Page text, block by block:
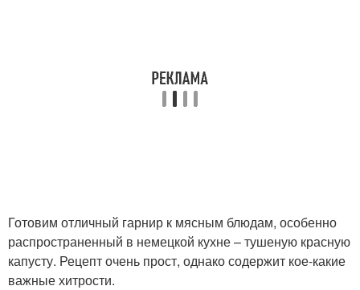
Готовим отличный гарнир к мясным блюдам, особенно
распространенный в немецкой кухне – тушеную красную
капусту. Рецепт очень прост, однако содержит кое-какие
важные хитрости.